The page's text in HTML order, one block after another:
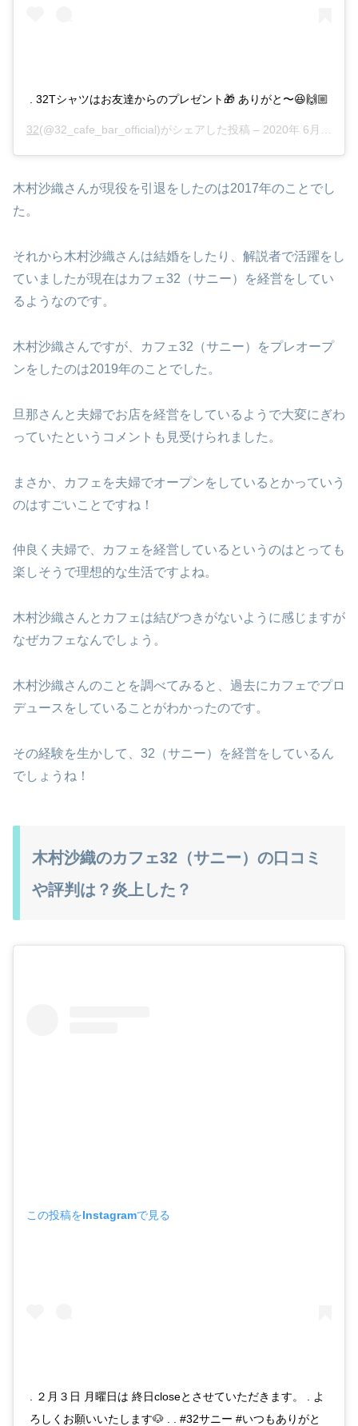
. 32Tシャツはお友達からのプレゼント🎁 ありがと〜😆🙌🏼
32(@32_cafe_bar_official)がシェアした投稿 – 2020年 6月月27日午後7時43分PDT
木村沙織さんが現役を引退をしたのは2017年のことでし
た。
それから木村沙織さんは結婚をしたり、解説者で活躍をし
ていましたが現在はカフェ32（サニー）を経営をしてい
るようなのです。
木村沙織さんですが、カフェ32（サニー）をプレオープ
ンをしたのは2019年のことでした。
旦那さんと夫婦でお店を経営をしているようで大変にぎわ
っていたというコメントも見受けられました。
まさか、カフェを夫婦でオープンをしているとかっていう
のはすごいことですね！
仲良く夫婦で、カフェを経営しているというのはとっても
楽しそうで理想的な生活ですよね。
木村沙織さんとカフェは結びつきがないように感じますが
なぜカフェなんでしょう。
木村沙織さんのことを調べてみると、過去にカフェでプロ
デュースをしていることがわかったのです。
その経験を生かして、32（サニー）を経営をしているん
でしょうね！
木村沙織のカフェ32（サニー）の口コミ
や評判は？炎上した？
この投稿をInstagramで見る
. ２月３日 月曜日は 終日closeとさせていただきます。 . よ
ろしくお願いいたします🐶 . . #32サニー #いつもありがと